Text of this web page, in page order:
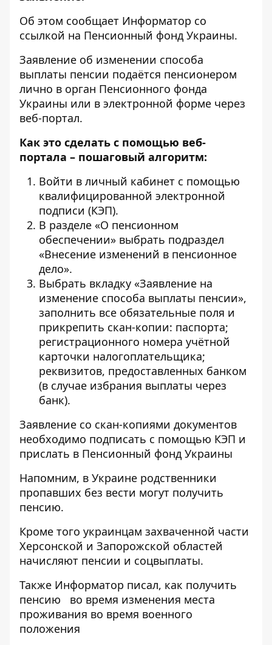
Об этом сообщает Информатор со
ссылкой на Пенсионный фонд Украины.
Заявление об изменении способа
выплаты пенсии подаётся пенсионером
лично в орган Пенсионного фонда
Украины или в электронной форме через
веб-портал.
Как это сделать с помощью веб-
портала – пошаговый алгоритм:
Войти в личный кабинет с помощью
квалифицированной электронной
подписи (КЭП).
В разделе «О пенсионном
обеспечении» выбрать подраздел
«Внесение изменений в пенсионное
дело».
Выбрать вкладку «Заявление на
изменение способа выплаты пенсии»,
заполнить все обязательные поля и
прикрепить скан-копии: паспорта;
регистрационного номера учётной
карточки налогоплательщика;
реквизитов, предоставленных банком
(в случае избрания выплаты через
банк).
Заявление со скан-копиями документов
необходимо подписать с помощью КЭП и
прислать в Пенсионный фонд Украины
Напомним, в Украине родственники
пропавших без вести могут получить
пенсию.
Кроме того украинцам захваченной части
Херсонской и Запорожской областей
начисляют пенсии и соцвыплаты.
Также Информатор писал, как получить
пенсию
во время изменения места
проживания во время военного
положения